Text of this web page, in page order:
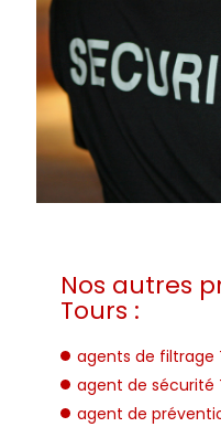
Nos autres
Tours :
agents de filtrage
agent de sécurité
agent de